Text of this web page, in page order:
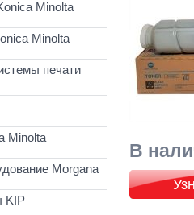
В
Minolta
Minolta
печати
Minolta
Morgana
KIP